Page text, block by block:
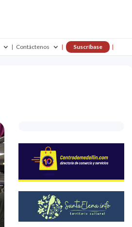
Contáctenos Suscríbase